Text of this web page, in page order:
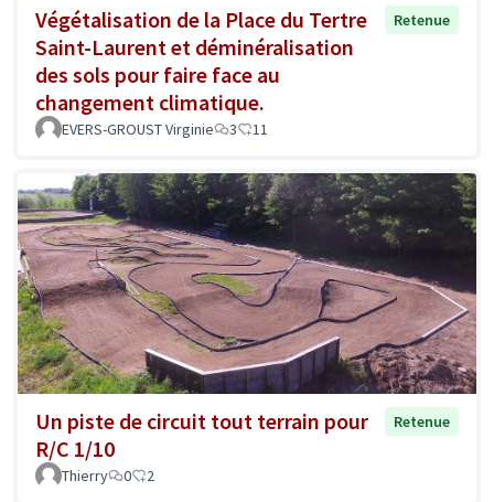
Végétalisation de la Place du Tertre
Saint-Laurent et déminéralisation
des sols pour faire face au
changement climatique.
Retenue
EVERS-GROUST Virginie 3 11
Un piste de circuit tout terrain pour
R/C 1/10
Retenue
Thierry 0 2